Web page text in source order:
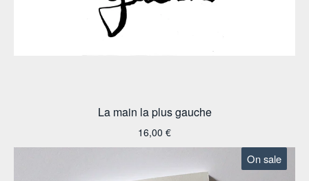
La main la plus gauche
16,00 €
On sale